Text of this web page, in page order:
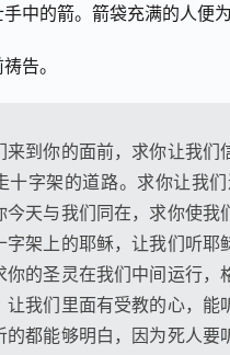
中的箭。箭袋充满的人便
告。
来到你的面前，求你让我
十字架的道路。求你让我
今天与我们同在，求你使
字架上的耶稣，让我们听
你的圣灵在我们中间运行
让我们里面有受教的心，
的都能够明白，因为死人